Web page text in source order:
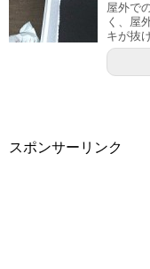
屋外で
く、屋
キが抜
スポンサーリンク